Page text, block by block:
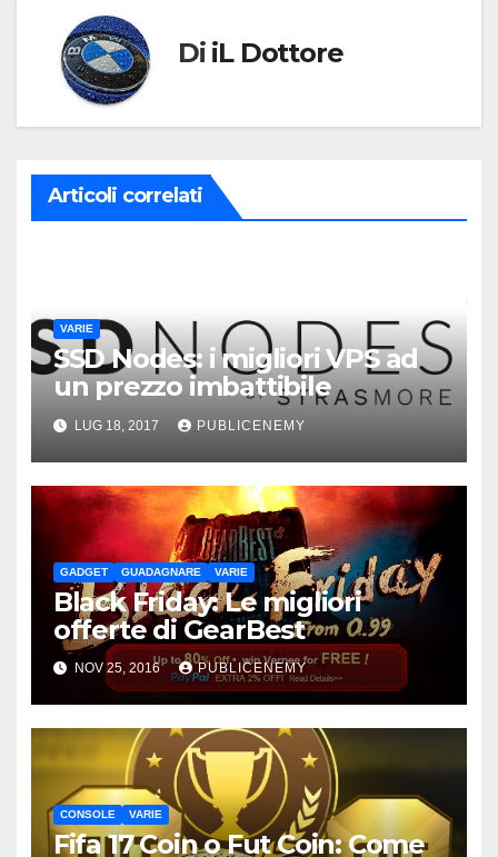
Di iL Dottore
Articoli correlati
VARIE
SSD Nodes: i migliori VPS ad
un prezzo imbattibile
LUG 18, 2017 PUBLICENEMY
GADGET GUADAGNARE VARIE
Black Friday: Le migliori
offerte di GearBest
NOV 25, 2016 PUBLICENEMY
CONSOLE VARIE
Fifa 17 Coin o Fut Coin: Come